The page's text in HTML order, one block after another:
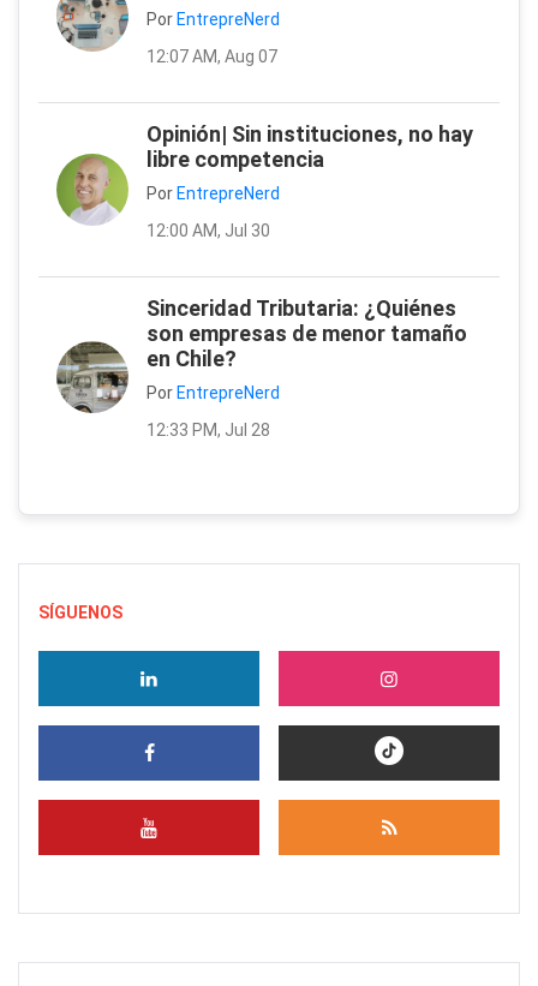
Por EntrepreNerd
12:07 AM, Aug 07
Opinión| Sin instituciones, no hay
libre competencia
Por EntrepreNerd
12:00 AM, Jul 30
Sinceridad Tributaria: ¿Quiénes
son empresas de menor tamaño
en Chile?
Por EntrepreNerd
12:33 PM, Jul 28
SÍGUENOS